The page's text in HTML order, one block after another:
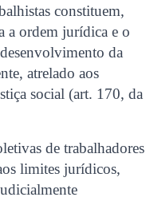
constituem,
a ordem jurídica e o
da
atrelado aos
social (art. 170, da
de trabalhadores
limites jurídicos,